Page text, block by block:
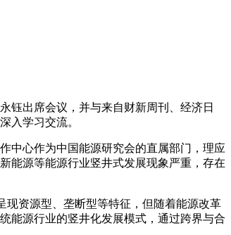
钰出席会议，并与来自财新周刊、经济日
入学习交流。
中心作为中国能源研究会的直属部门，理应
能源等能源行业竖井式发展现象严重，存在
现资源型、垄断型等特征，但随着能源改革
能源行业的竖井化发展模式，通过跨界与合